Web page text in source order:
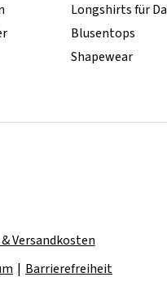
Longshirts für
Blusentops
Shapewear
Versandkosten
Barrierefreiheit